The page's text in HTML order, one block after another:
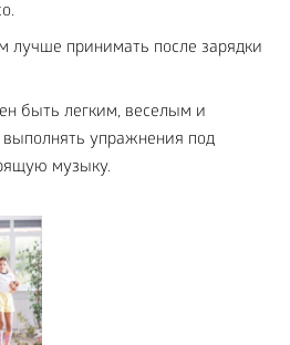
лучше принимать после зарядки
быть легким, веселым и
упражнения под
музыку.